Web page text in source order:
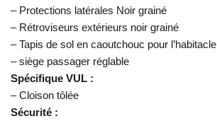
– Protections latérales Noir grainé
– Rétroviseurs extérieurs noir grainé
– Tapis de sol en caoutchouc pour l’habitacle
– siège passager réglable
Spécifique VUL :
– Cloison tôlée
Sécurité :